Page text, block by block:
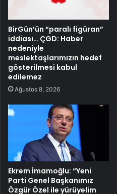
BirGün’ün “paralı figüran”
iddiası… ÇGD: Haber
nedeniyle
meslektaşlarımızın hedef
gösterilmesi kabul
edilemez
Ağustos 8, 2026
Ekrem İmamoğlu: “Yeni
Parti Genel Başkanımız
Özgür Özel ile yürüyelim